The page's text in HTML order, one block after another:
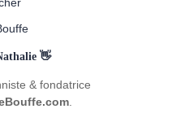
👋
& fondatrice